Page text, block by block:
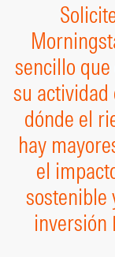
sencillo
su
dónde el
hay
el
sostenible
inversión